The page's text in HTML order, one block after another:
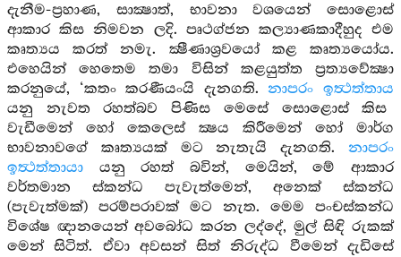
දැනීම-ප්‍රහාණ, සාක්‍ෂාත්, භාවනා වශයෙන් සොළොස්
ආකාර කිස නිමවන ලදි. පෘථග්ජන කල්‍යාණකාදීහුද එම
කෘත්‍යය කරත් නමැ. ක්‍ෂීණාශ්‍රවයෝ කළ කෘත්‍යයෝය.
එහෙයින් හෙතෙම තමා විසින් කළයුත්ත ප්‍රත්‍යවේක්‍ෂා
කරනුයේ, ‘කතං කරණීයංයි දැනගති.නාපරං ඉත්‍ථත්තාය
යනු නැවත රහත්බව පිණිස මෙසේ සොළොස් කිස
වැඩීමෙන් හෝ කෙලෙස් ක්‍ෂය කිරීමෙන් හෝ මාර්ග
භාවනාවගේ කෘත්‍යයක් මට නැතැයි දැනගති. නාපරං
ඉත්‍ථත්තායා යනු රහත් බවින්, මෙයින්, මේ ආකාර
වර්තමාන ස්කන්ධ පැවැත්මෙන්, අනෙක් ස්කන්ධ
(පැවැත්මක්) පරම්පරාවක් මට නැත. මෙම පංචස්කන්ධ
විශේෂ ඥානයෙන් අවබෝධ කරන ලද්දේ, මුල් සිඳි රුකක්
මෙන් සිටිත්. ඒවා අවසන් සිත් නිරුද්ධ වීමෙන් දැඩිසේ